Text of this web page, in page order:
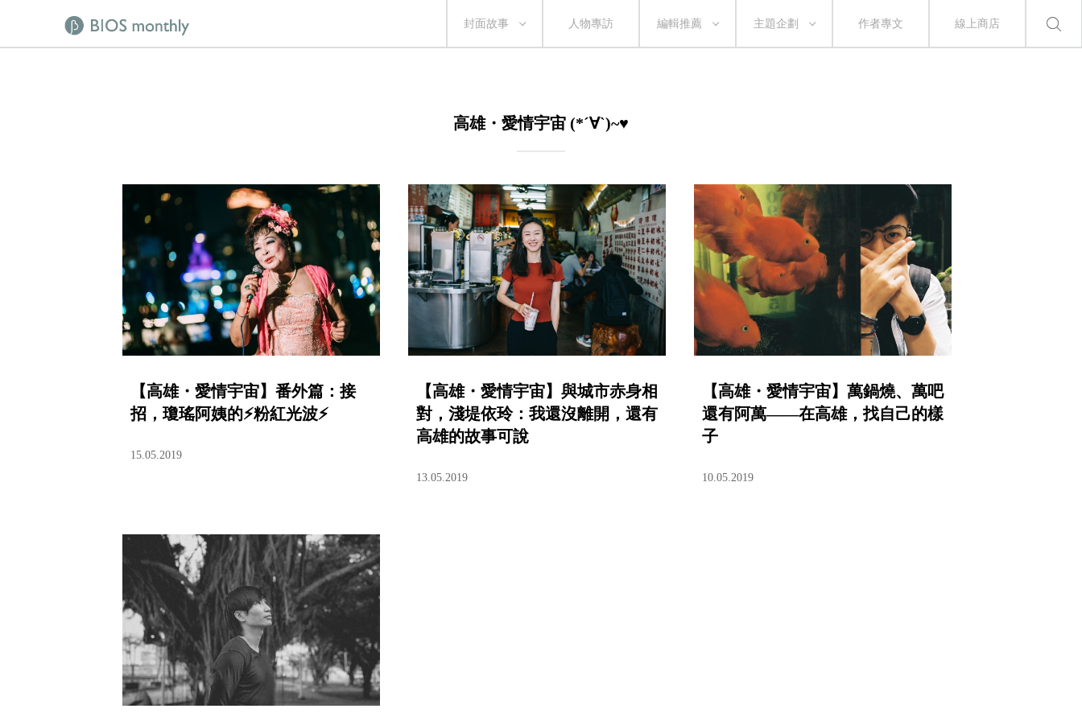
封面故事 人物專訪 編輯推薦 主題企劃 作者專文 線上商店
高雄・愛情宇宙 (*´∀`)~♥
【高雄・愛情宇宙】番外篇：接
招，瓊瑤阿姨的⚡粉紅光波⚡
15.05.2019
【高雄・愛情宇宙】與城市赤身相
對，淺堤依玲：我還沒離開，還有
高雄的故事可說
13.05.2019
【高雄・愛情宇宙】萬鍋燒、萬吧
還有阿萬——在高雄，找自己的樣
子
10.05.2019